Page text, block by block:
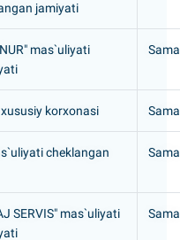
jamiyati
mas`uliyati
xususiy korxonasi
cheklangan
SERVIS" mas`uliyati